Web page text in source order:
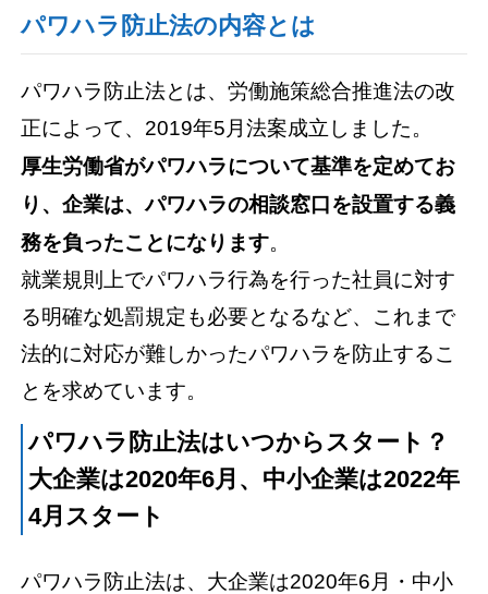
パワハラ防止法の内容とは
パワハラ防止法とは、労働施策総合推進法の改
正によって、2019年5月法案成立しました。
厚生労働省がパワハラについて基準を定めてお
り、企業は、パワハラの相談窓口を設置する義
務を負ったことになります。
就業規則上でパワハラ行為を行った社員に対す
る明確な処罰規定も必要となるなど、これまで
法的に対応が難しかったパワハラを防止するこ
とを求めています。
パワハラ防止法はいつからスタート？
大企業は2020年6月、中小企業は2022年
4月スタート
パワハラ防止法は、大企業は2020年6月・中小